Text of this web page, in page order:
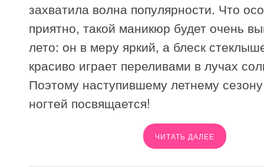
захватила волна популярности. Что
приятно, такой маникюр будет очень
лето: он в меру яркий, а блеск
красиво играет переливами в лучах
Поэтому наступившему летнему
ногтей посвящается!
ЧИТАТЬ ДАЛЕЕ